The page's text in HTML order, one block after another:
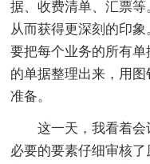
据、收费清单、汇票等
从而获得更深刻的印
要把每个业务的所有
的单据整理出来，用
准备。
这一天，我看着
必要的要素仔细审核